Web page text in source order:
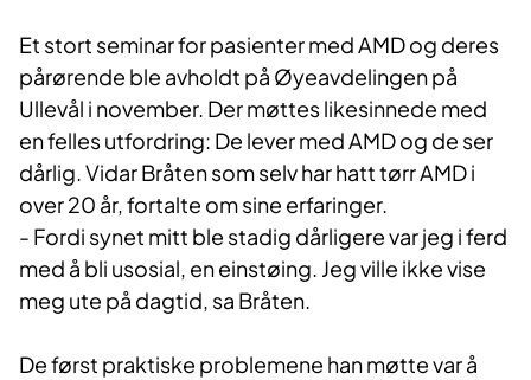
Et stort seminar for pasienter med AMD og deres
pårørende ble avholdt på Øyeavdelingen på
Ullevål i november. Der møttes likesinnede med
en felles utfordring: De lever med AMD og de ser
dårlig. Vidar Bråten som selv har hatt tørr AMD i
over 20 år, fortalte om sine erfaringer.
- Fordi synet mitt ble stadig dårligere var jeg i ferd
med å bli usosial, en einstøing. Jeg ville ikke vise
meg ute på dagtid, sa Bråten.
De først praktiske problemene han møtte var å